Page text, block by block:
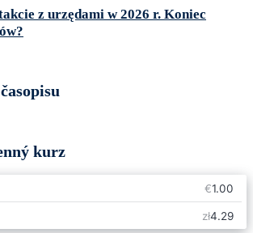
z urzędami w 2026 r. Koniec
kurz